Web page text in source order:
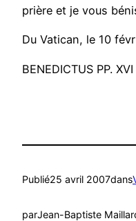
prière et je vous
Du Vatican, le 10
BENEDICTUS PP. XVI
Publié25 avril 2007dans
parJean-Baptiste